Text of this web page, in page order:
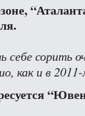
себе сорить
как и в